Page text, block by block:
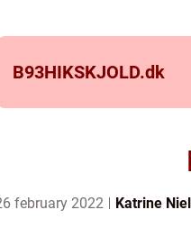
B93HIKSKJOLD.dk
february 2022 Katrine